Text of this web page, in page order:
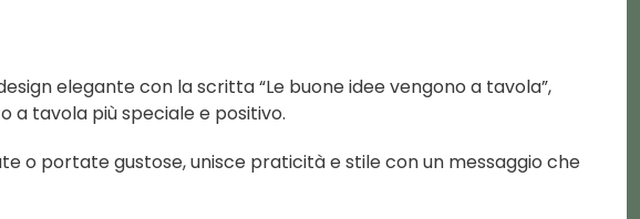
elegante con la scritta “Le buone idee vengono a tavola”,
tavola più speciale e positivo.
o portate gustose, unisce praticità e stile con un messaggio che